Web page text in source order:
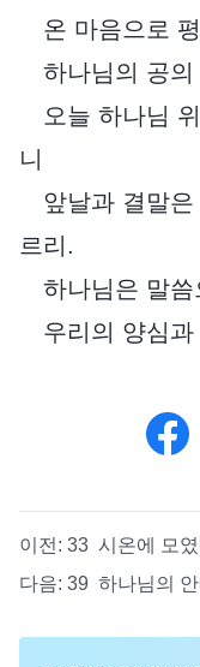
온 마음으로
하나님의 공
오늘 하나님
니
앞날과 결말
르리.
하나님은 말
우리의 양심
이전: 33 시온에 모였
다음: 39 하나님의